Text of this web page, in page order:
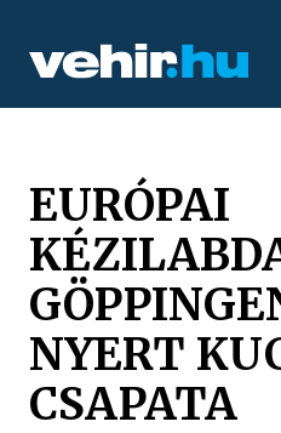
EURÓPAI
NYERT
CSAPATA